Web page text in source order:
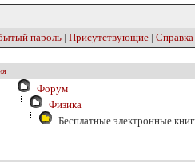
пароль | Присутствующие | Справка
Форум
Физика
Бесплатные электронные